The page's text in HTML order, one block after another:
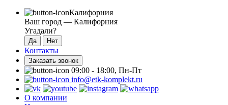
Калифорния
Ваш город — Калифорния
Угадали?
Контакты
Заказать звонок
09:00 - 18:00, Пн-Пт
info@etk-komplekt.ru
О компании